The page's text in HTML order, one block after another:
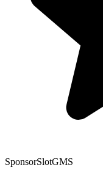
SponsorSlotGMS